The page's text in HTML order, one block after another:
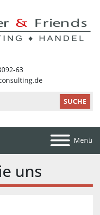
SUCHE
Menü
uns